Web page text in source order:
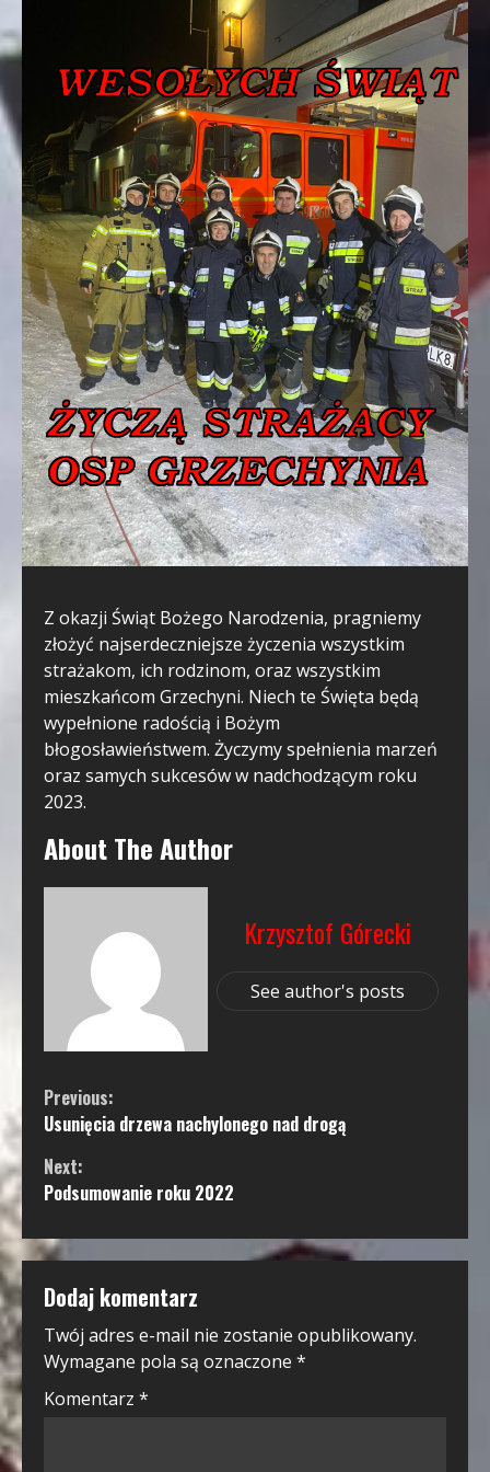
Z okazji Świąt Bożego Narodzenia, pragniemy
złożyć najserdeczniejsze życzenia wszystkim
strażakom, ich rodzinom, oraz wszystkim
mieszkańcom Grzechyni. Niech te Święta będą
wypełnione radością i Bożym
błogosławieństwem. Życzymy spełnienia marzeń
oraz samych sukcesów w nadchodzącym roku
2023.
About The Author
Krzysztof Górecki
See author's posts
Continue
Reading
Previous:
Usunięcia drzewa nachylonego nad drogą
Next:
Podsumowanie roku 2022
Dodaj komentarz
Twój adres e-mail nie zostanie opublikowany.
Wymagane pola są oznaczone *
Komentarz *